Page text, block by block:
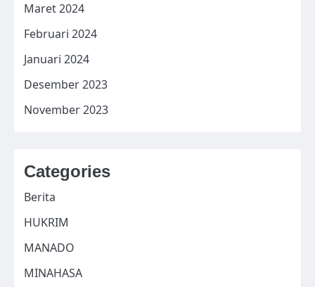
Maret 2024
Februari 2024
Januari 2024
Desember 2023
November 2023
Categories
Berita
HUKRIM
MANADO
MINAHASA